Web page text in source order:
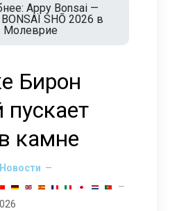
Appy Bonsai —
SHŌ 2026 в
Молеврие
Бирон
пускает
камне
Новости